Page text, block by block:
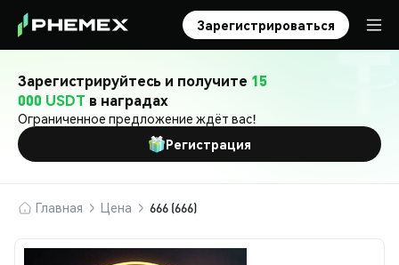
Зарегистрироваться
Зарегистрируйтесь и получите 15
000 USDT в наградах
Ограниченное предложение ждёт вас!
Регистрация
Главная Цена 666 (666)